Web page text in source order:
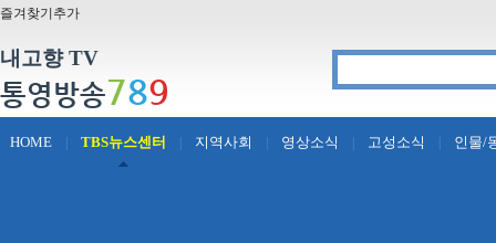
즐겨찾기추가
내고향 TV
통영방송789
HOME TBS뉴스센터 지역사회 영상소식 고성소식 인물/